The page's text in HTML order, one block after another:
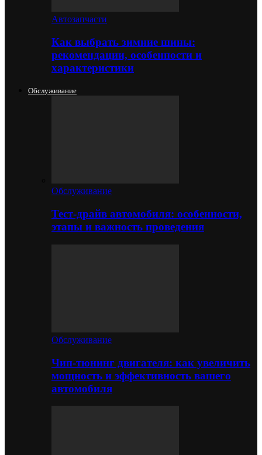
Автозапчасти
Как выбрать зимние шины:
рекомендации, особенности и
характеристики
Обслуживание
Обслуживание
Тест-драйв автомобиля: особенности,
этапы и важность проведения
Обслуживание
Чип-тюнинг двигателя: как увеличить
мощность и эффективность вашего
автомобиля